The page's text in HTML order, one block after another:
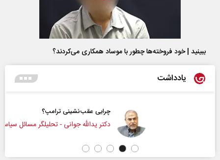
ببینید | خود فروخته‌ها چطور با موساد همکاری می‌کردند؟
یادداشت
چرایی عقب‌نشینی ترامپ؟
دکتر یدالله جوانی - تحلیلگر مسائل سیاسی